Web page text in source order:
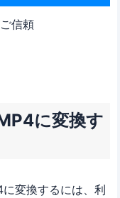
信頼
に変換す
変換するには、利